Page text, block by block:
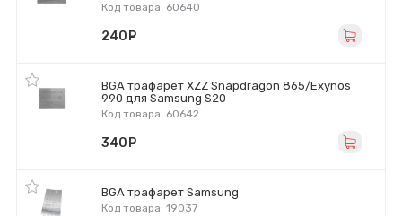
Код товара: 60640
240
BGA трафарет XZZ Snapdragon 865/Exynos
990 для Samsung S20
Код товара: 60642
340
BGA трафарет Samsung
Код товара: 19037